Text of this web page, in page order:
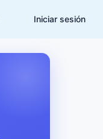
Iniciar sesión